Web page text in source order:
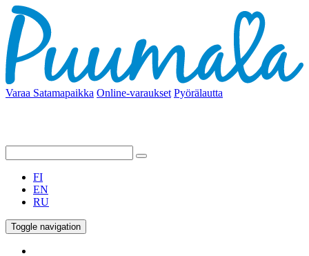
Varaa Satamapaikka Online-varaukset Pyörälautta
FI
EN
RU
Toggle navigation